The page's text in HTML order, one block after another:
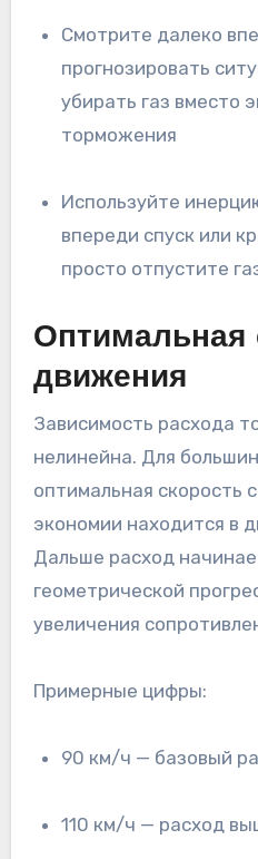
Смотрите далеко вперед, чтобы
прогнозировать
убирать газ вместо
торможения
Используйте инерцию автомобиля — если
впереди спуск или
просто отпустите
Оптимальная
движения
Зависимость расхода
нелинейна. Для
оптимальная скорость
экономии находится в
Дальше расход
геометрической
увеличения
Примерные цифры:
90 км/ч — базовый
110 км/ч — расход